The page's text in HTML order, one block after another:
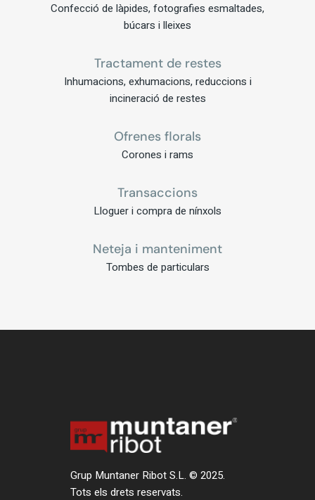
Confecció de làpides, fotografies esmaltades,
búcars i lleixes
Tractament de restes
Inhumacions, exhumacions, reduccions i
incineració de restes
Ofrenes florals
Corones i rams
Transaccions
Lloguer i compra de nínxols
Neteja i manteniment
Tombes de particulars
Grup Muntaner Ribot S.L. © 2025.
Tots els drets reservats.